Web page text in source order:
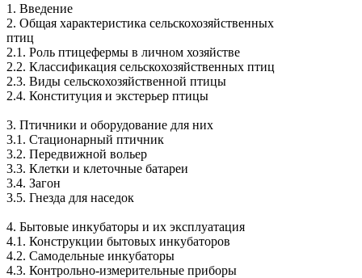
1. Введение
2. Общая характеристика сельскохозяйственных
птиц
2.1. Роль птицефермы в личном хозяйстве
2.2. Классификация сельскохозяйственных птиц
2.3. Виды сельскохозяйственной птицы
2.4. Конституция и экстерьер птицы
3. Птичники и оборудование для них
3.1. Стационарный птичник
3.2. Передвижной вольер
3.3. Клетки и клеточные батареи
3.4. Загон
3.5. Гнезда для наседок
4. Бытовые инкубаторы и их эксплуатация
4.1. Конструкции бытовых инкубаторов
4.2. Самодельные инкубаторы
4.3. Контрольно-измерительные приборы